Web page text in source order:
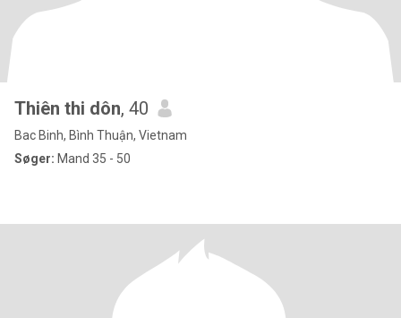
Thiên thi dôn, 40
Bac Binh, Bình Thuận, Vietnam
Søger: Mand 35 - 50